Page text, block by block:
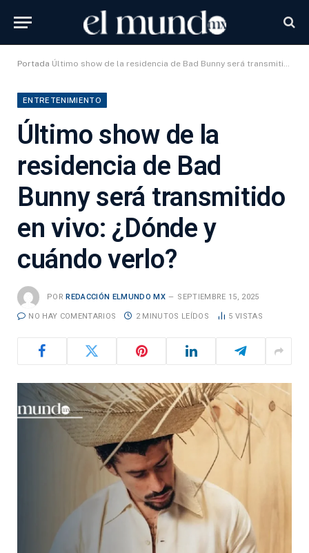
Portada Último show de la residencia de Bad Bunny será transmitido en vivo: ¿Dónde y cuándo verlo?
ENTRETENIMIENTO
Último show de la
residencia de Bad
Bunny será transmitido
en vivo: ¿Dónde y
cuándo verlo?
POR REDACCIÓN ELMUNDO MX SEPTIEMBRE 15, 2025
NO HAY COMENTARIOS 2 MINUTOS LEÍDOS 5 VISTAS